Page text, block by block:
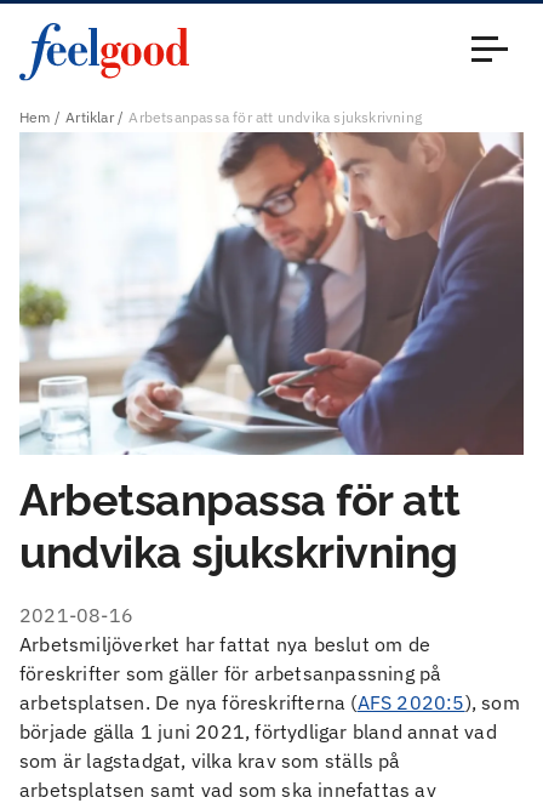
Hem Artiklar Arbetsanpassa för att undvika sjukskrivning
Arbetsanpassa för att
undvika sjukskrivning
2021-08-16
Arbetsmiljöverket har fattat nya beslut om de
föreskrifter som gäller för arbetsanpassning på
arbetsplatsen. De nya föreskrifterna (AFS 2020:5), som
började gälla 1 juni 2021, förtydligar bland annat vad
som är lagstadgat, vilka krav som ställs på
arbetsplatsen samt vad som ska innefattas av